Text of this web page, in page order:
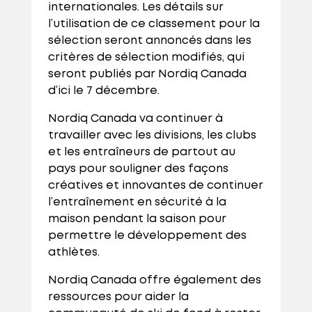
internationales. Les détails sur
l’utilisation de ce classement pour la
sélection seront annoncés dans les
critères de sélection modifiés, qui
seront publiés par Nordiq Canada
d’ici le 7 décembre.
Nordiq Canada va continuer à
travailler avec les divisions, les clubs
et les entraîneurs de partout au
pays pour souligner des façons
créatives et innovantes de continuer
l’entraînement en sécurité à la
maison pendant la saison pour
permettre le développement des
athlètes.
Nordiq Canada offre également des
ressources pour aider la